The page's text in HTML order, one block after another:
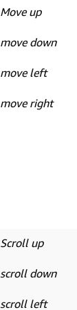
Move up
move down
move left
move right
Scroll up
scroll down
scroll left